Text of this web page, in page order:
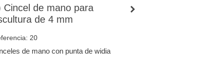
Cincel de mano para
de 4 mm
20
de mano con punta de widia